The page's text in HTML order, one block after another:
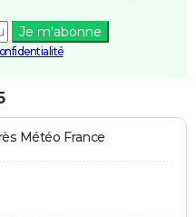
Je m'abonne
Météo France